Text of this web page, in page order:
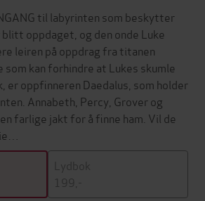
til labyrinten som beskytter
oppdaget, og den onde Luke
leiren på oppdrag fra titanen
kan forhindre at Lukes skumle
er oppfinneren Daedalus, som holder
Annabeth, Percy, Grover og
farlige jakt for å finne ham. Vil de
Lydbok
199,-